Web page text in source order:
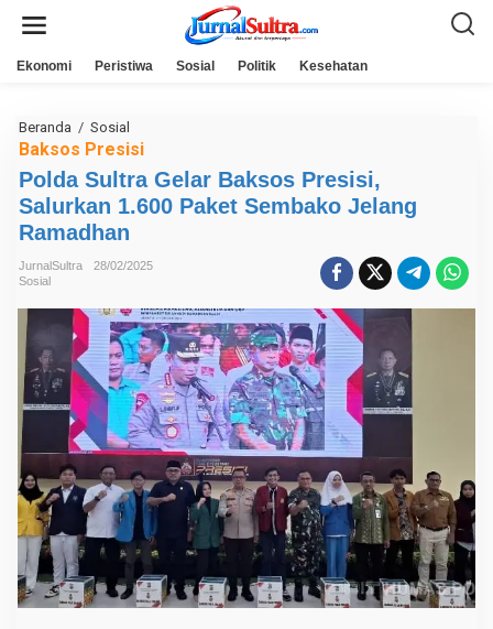
Ekonomi Peristiwa Sosial Politik Kesehatan
Beranda / Sosial
o
l
d
S
t
G
e
l
a
r
B
a
k
s
o
s
P
r
e
s
i
,
Baksos Presisi
Polda Sultra Gelar Baksos Presisi,
Salurkan 1.600 Paket Sembako Jelang
Ramadhan
JurnalSultra
28/02/2025
Sosial